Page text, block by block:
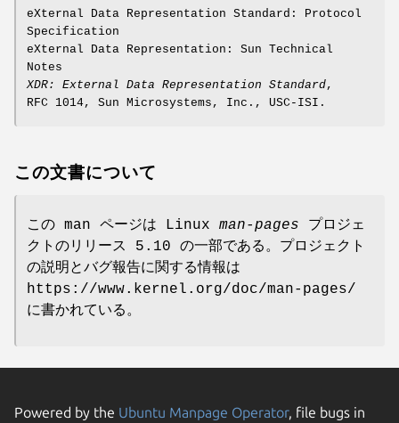
eXternal Data Representation Standard: Protocol
Specification
eXternal Data Representation: Sun Technical
Notes
XDR: External Data Representation Standard,
RFC 1014, Sun Microsystems, Inc., USC-ISI.
この文書について
この man ページは Linux man-pages プロジェ
クトのリリース 5.10 の一部である。プロジェクト
の説明とバグ報告に関する情報は
https://www.kernel.org/doc/man-pages/
に書かれている。
Powered by the Ubuntu Manpage Operator, file bugs in